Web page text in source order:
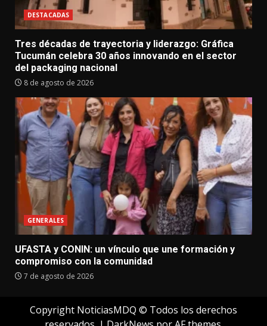
DESTACADAS
Tres décadas de trayectoria y liderazgo: Gráfica
Tucumán celebra 30 años innovando en el sector
del packaging nacional
8 de agosto de 2026
GENERALES
UFASTA y CONIN: un vínculo que une formación y
compromiso con la comunidad
7 de agosto de 2026
Copyright NoticiasMDQ © Todos los derechos